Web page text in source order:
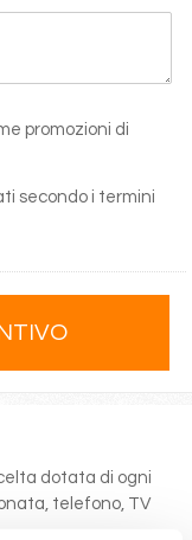
promozioni di
secondo i termini
dotata di ogni
telefono, TV